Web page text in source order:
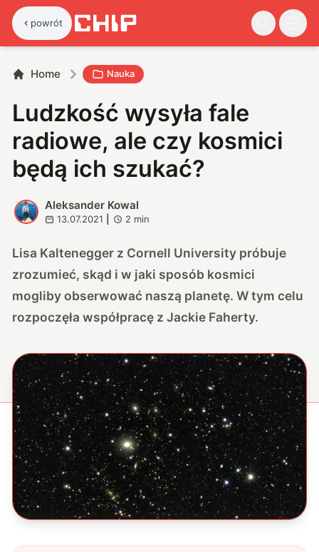
powrót
Home Nauka
Ludzkość wysyła fale
radiowe, ale czy kosmici
będą ich szukać?
A
Aleksander Kowal
13.07.2021 2 min
Lisa Kaltenegger z Cornell University próbuje
zrozumieć, skąd i w jaki sposób kosmici
mogliby obserwować naszą planetę. W tym celu
rozpoczęła współpracę z Jackie Faherty.